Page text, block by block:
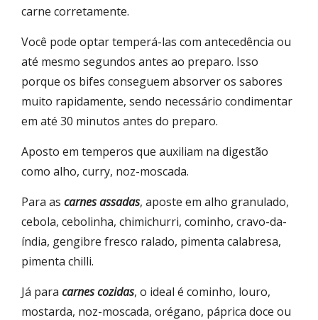
carne corretamente.
Você pode optar temperá-las com antecedência ou
até mesmo segundos antes ao preparo. Isso
porque os bifes conseguem absorver os sabores
muito rapidamente, sendo necessário condimentar
em até 30 minutos antes do preparo.
Aposto em temperos que auxiliam na digestão
como alho, curry, noz-moscada.
Para as carnes assadas, aposte em alho granulado,
cebola, cebolinha, chimichurri, cominho, cravo-da-
índia, gengibre fresco ralado, pimenta calabresa,
pimenta chilli.
Já para carnes cozidas, o ideal é cominho, louro,
mostarda, noz-moscada, orégano, páprica doce ou